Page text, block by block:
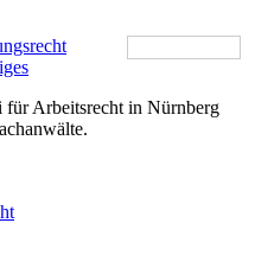
Arbeitsrecht in Nürnberg